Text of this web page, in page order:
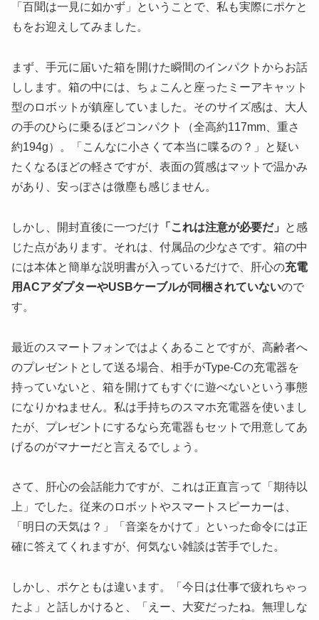
「百聞は一見に如かず」ということで、私も実際にポケと
もをお迎えしてみました。
まず、手元に届いた箱を開けた瞬間のインパクトからお話
しします。箱の中には、ちょこんと座ったミーアキャット
型のロボットが鎮座していました。そのサイズ感は、大人
の手のひらに乗るほどコンパクト（全高約117mm、重さ
約194g）。「こんなに小さくて本当に喋るの？」と疑い
たくなるほどの軽さですが、表面の質感はマットで温かみ
があり、安っぽさは微塵も感じません。
しかし、開封直後に一つだけ 「これは注意が必要だ」
と感
じた点があります。それは、付属品の少なさです。箱の中
には本体と簡単な説明書が入っているだけで、肝心の充電
用ACアダプターやUSBケーブルが同梱されていないので
す。
最近のスマートフォンではよくあることですが、高齢者へ
のプレゼントとして送る場合、相手がType-Cの充電器を
持っていないと、箱を開けてもすぐに遊べないという事態
になりかねません。私は手持ちのスマホ充電器を使いまし
たが、プレゼントにするなら充電器もセットで用意してあ
げるのがマナーだと言えるでしょう。
さて、肝心の会話能力ですが、これは正直言って「期待以
上」でした。従来のロボットやスマートスピーカーは、
「明日の天気は？」「音楽をかけて」といった命令には正
確に答えてくれますが、何気ない雑談は苦手でした。
しかし、ポケともは違います。「今日は仕事で疲れちゃっ
たよ」と話しかけると、「えー、大変だったね。無理しな